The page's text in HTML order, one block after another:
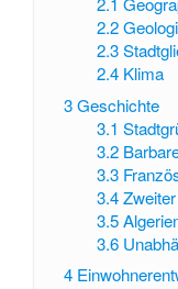
2.2
2.3
2.4 Klima
3Geschichte
3.1
3.2
3.3
3.4
3.5
3.6
4